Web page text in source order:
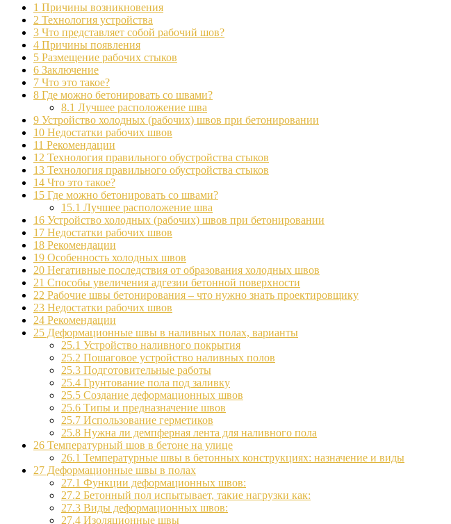
1 Причины возникновения
2 Технология устройства
3 Что представляет собой рабочий шов?
4 Причины появления
5 Размещение рабочих стыков
6 Заключение
7 Что это такое?
8 Где можно бетонировать со швами?
8.1 Лучшее расположение шва
9 Устройство холодных (рабочих) швов при бетонировании
10 Недостатки рабочих швов
11 Рекомендации
12 Технология правильного обустройства стыков
13 Технология правильного обустройства стыков
14 Что это такое?
15 Где можно бетонировать со швами?
15.1 Лучшее расположение шва
16 Устройство холодных (рабочих) швов при бетонировании
17 Недостатки рабочих швов
18 Рекомендации
19 Особенность холодных швов
20 Негативные последствия от образования холодных швов
21 Способы увеличения адгезии бетонной поверхности
22 Рабочие швы бетонирования – что нужно знать проектировщику
23 Недостатки рабочих швов
24 Рекомендации
25 Деформационные швы в наливных полах, варианты
25.1 Устройство наливного покрытия
25.2 Пошаговое устройство наливных полов
25.3 Подготовительные работы
25.4 Грунтование пола под заливку
25.5 Создание деформационных швов
25.6 Типы и предназначение швов
25.7 Использование герметиков
25.8 Нужна ли демпферная лента для наливного пола
26 Температурный шов в бетоне на улице
26.1 Температурные швы в бетонных конструкциях: назначение и виды
27 Деформационные швы в полах
27.1 Функции деформационных швов:
27.2 Бетонный пол испытывает, такие нагрузки как:
27.3 Виды деформационных швов:
27.4 Изоляционные швы